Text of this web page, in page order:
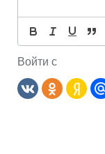
Войти с